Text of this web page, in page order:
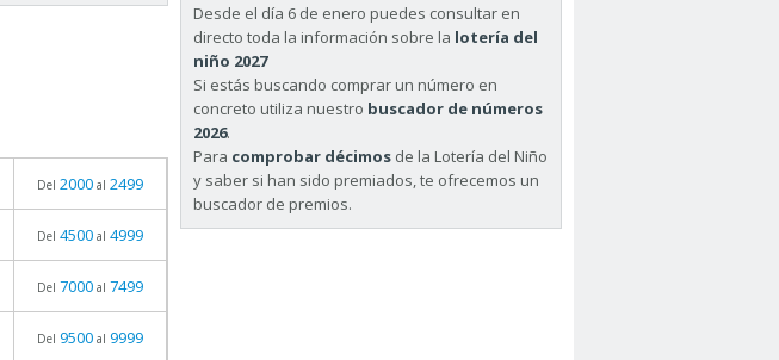
Del 2000 al 2499
Del 4500 al 4999
Del 7000 al 7499
Del 9500 al 9999
Desde el día 6 de enero puedes consultar en
directo toda la información sobre la lotería del
niño 2027
Si estás buscando comprar un número en
concreto utiliza nuestro buscador de números
2026.
Para comprobar décimos de la Lotería del Niño
y saber si han sido premiados, te ofrecemos un
buscador de premios.